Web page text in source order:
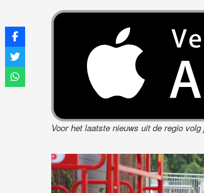
Voor het laatste nieuws uit de regio